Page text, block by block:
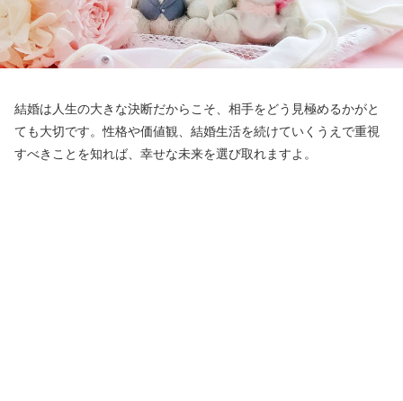
結婚は人生の大きな決断だからこそ、相手をどう見極めるかがと
ても大切です。性格や価値観、結婚生活を続けていくうえで重視
すべきことを知れば、幸せな未来を選び取れますよ。